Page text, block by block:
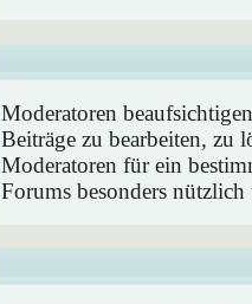
Moderatoren
Beiträge zu bearbeiten, zu
Moderatoren für ein
Forums besonders